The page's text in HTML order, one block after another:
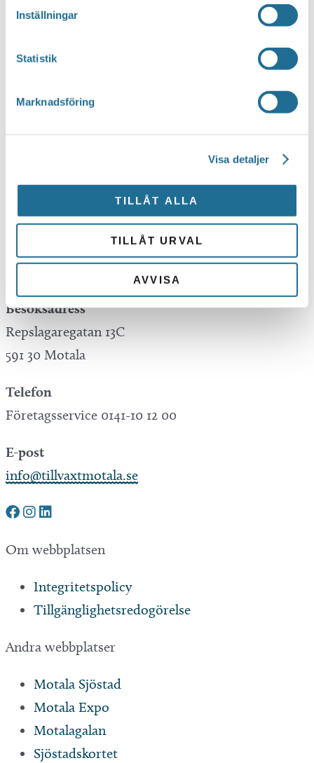
Inställningar
Statistik
Marknadsföring
Visa detaljer
TILLÅT ALLA
TILLÅT URVAL
AVVISA
You can translate this website with Google
the translation is being done by a machine and
never expect the translation to be 100 percent
Tillväxt Motala is not responsible for any
mistakes in translations performed by Google
Translate.
Besöksadress
Repslagaregatan 13C
591 30 Motala
Telefon
Företagsservice 0141-10 12 00
E-post
info@tillvaxtmotala.se
Om webbplatsen
Integritetspolicy
Tillgänglighetsredogörelse
Andra webbplatser
Motala Sjöstad
Motala Expo
Motalagalan
Sjöstadskortet